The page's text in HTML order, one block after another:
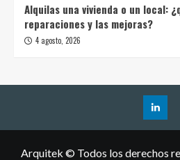
Alquilas una vivienda o un local:
reparaciones y las mejoras?
4 agosto, 2026
Arquitek © Todos los derechos